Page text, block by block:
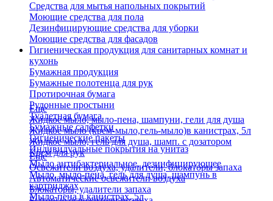
Средства для мытья напольных покрытий
Моющие средства для пола
Дезинфицирующие средства для уборки
Моющие средства для фасадов
Гигиеническая продукция для санитарных комнат и
кухонь
Бумажная продукция
Бумажные полотенца для рук
Протирочная бумага
Рулонные простыни
Туалетная бумага
Бумажные салфетки
Гигиенические пакеты
Индивидуальные покрытия на унитаз
Еще
Жидкое мыло, мыло-пена, шампуни, гели для душа
Жидкое мыло (крем-мыло,гель-мыло)в канистрах, 5л
Жидкое мыло, гель для душа, шамп. с дозатором
Крем для рук
Мыло антибактериальное, дезинфицирующее
Мыло, мыло-пена, гель для душа, шампунь в
картриджах
Мыло-пена в канистрах, 5л
Еще
Освежители воздуха, удалители, блокаторы запаха
Автоматические освежители воздуха
Блокаторы, удалители запаха